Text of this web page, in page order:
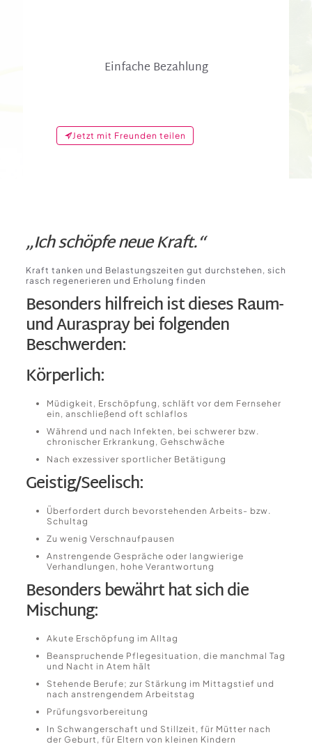
Einfache Bezahlung
Jetzt mit Freunden teilen
„Ich schöpfe neue Kraft.“
Kraft tanken und Belastungszeiten gut durchstehen, sich
rasch regenerieren und Erholung finden
Besonders hilfreich ist dieses Raum-
und Auraspray bei folgenden
Beschwerden:
Körperlich:
Müdigkeit, Erschöpfung, schläft vor dem Fernseher
ein, anschließend oft schlaflos
Während und nach Infekten, bei schwerer bzw.
chronischer Erkrankung, Gehschwäche
Nach exzessiver sportlicher Betätigung
Geistig/Seelisch:
Überfordert durch bevorstehenden Arbeits- bzw.
Schultag
Zu wenig Verschnaufpausen
Anstrengende Gespräche oder langwierige
Verhandlungen, hohe Verantwortung
Besonders bewährt hat sich die
Mischung:
Akute Erschöpfung im Alltag
Beanspruchende Pflegesituation, die manchmal Tag
und Nacht in Atem hält
Stehende Berufe; zur Stärkung im Mittagstief und
nach anstrengendem Arbeitstag
Prüfungsvorbereitung
In Schwangerschaft und Stillzeit, für Mütter nach
der Geburt, für Eltern von kleinen Kindern